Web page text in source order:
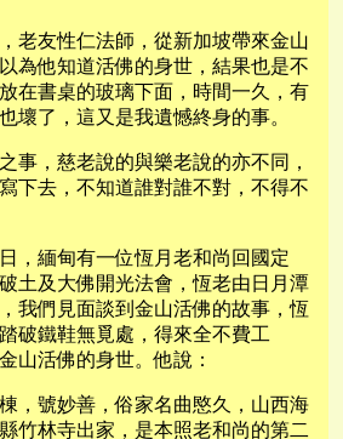
老友性仁法師，從新加坡帶來金山
為他知道活佛的身世，結果也是不
在書桌的玻璃下面，時間一久，有
壞了，這又是我遺憾終身的事。
事，慈老說的與樂老說的亦不同，
下去，不知道誰對誰不對，不得不
，緬甸有一位恆月老和尚回國定
土及大佛開光法會，恆老由日月潭
我們見面談到金山活佛的故事，恆
破鐵鞋無覓處，得來全不費工
山活佛的身世。他說：
，號妙善，俗家名曲愍久，山西海
竹林寺出家，是本照老和尚的第二